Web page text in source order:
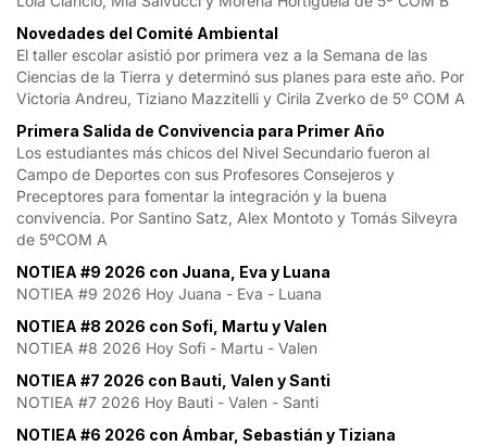
Novedades del Comité Ambiental
El taller escolar asistió por primera vez a la Semana de las
Ciencias de la Tierra y determinó sus planes para este año. Por
Victoria Andreu, Tiziano Mazzitelli y Cirila Zverko de 5º COM A
Primera Salida de Convivencia para Primer Año
Los estudiantes más chicos del Nivel Secundario fueron al
Campo de Deportes con sus Profesores Consejeros y
Preceptores para fomentar la integración y la buena
convivencia. Por Santino Satz, Alex Montoto y Tomás Silveyra
de 5ºCOM A
NOTIEA #9 2026 con Juana, Eva y Luana
NOTIEA #9 2026 Hoy Juana - Eva - Luana
NOTIEA #8 2026 con Sofi, Martu y Valen
NOTIEA #8 2026 Hoy Sofi - Martu - Valen
NOTIEA #7 2026 con Bauti, Valen y Santi
NOTIEA #7 2026 Hoy Bauti - Valen - Santi
NOTIEA #6 2026 con Ámbar, Sebastián y Tiziana